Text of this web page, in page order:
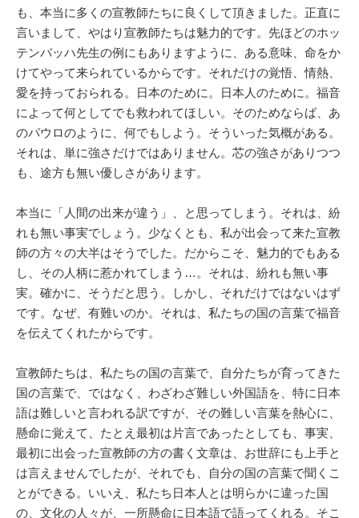
も、本当に多くの宣教師たちに良くして頂きました。正直に
言いまして、やはり宣教師たちは魅力的です。先ほどのホッ
テンバッハ先生の例にもありますように、ある意味、命をか
けてやって来られているからです。それだけの覚悟、情熱、
愛を持っておられる。日本のために。日本人のために。福音
によって何としてでも救われてほしい。そのためならば、あ
のパウロのように、何でもしよう。そういった気概がある。
それは、単に強さだけではありません。芯の強さがありつつ
も、途方も無い優しさがあります。
本当に「人間の出来が違う」、と思ってしまう。それは、紛
れも無い事実でしょう。少なくとも、私が出会って来た宣教
師の方々の大半はそうでした。だからこそ、魅力的でもある
し、その人柄に惹かれてしまう…。それは、紛れも無い事
実。確かに、そうだと思う。しかし、それだけではないはず
です。なぜ、有難いのか。それは、私たちの国の言葉で福音
を伝えてくれたからです。
宣教師たちは、私たちの国の言葉で、自分たちが育ってきた
国の言葉で、ではなく、わざわざ難しい外国語を、特に日本
語は難しいと言われる訳ですが、その難しい言葉を熱心に、
懸命に覚えて、たとえ最初は片言であったとしても、事実、
最初に出会った宣教師の方の書く文章は、お世辞にも上手と
は言えませんでしたが、それでも、自分の国の言葉で聞くこ
とができる。いいえ、私たち日本人とは明らかに違った国
の、文化の人々が、一所懸命に日本語で語ってくれる。そこ